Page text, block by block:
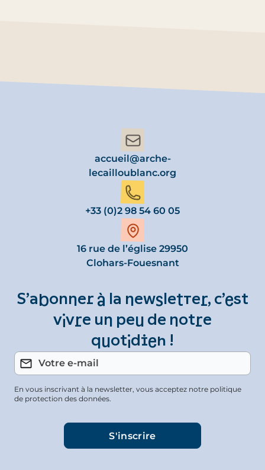
accueil@arche-
lecailloublanc.org
+33 (0)2 98 54 60 05
16 rue de l’église 29950
Clohars-Fouesnant
S’abonner à la newsletter, c’est
vivre un peu de notre
quotidien !
En vous inscrivant à la newsletter, vous acceptez notre politique
de protection des données.